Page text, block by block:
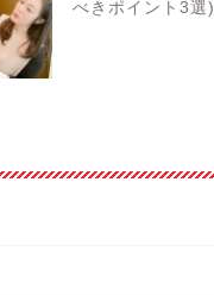
べきポイント3選)